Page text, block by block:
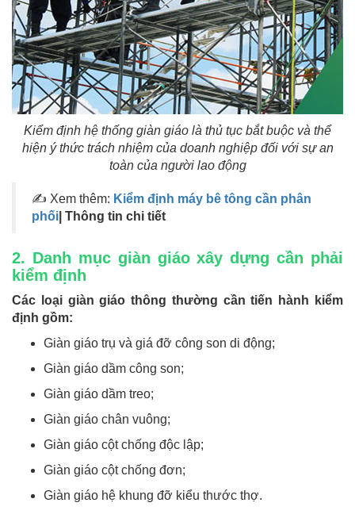
Kiểm định hệ thống giàn giáo là thủ tục bắt buộc và thể
hiện ý thức trách nhiệm của doanh nghiệp đối với sự an
toàn của người lao động
✍ Xem thêm: Kiểm định máy bê tông cần phân
phối | Thông tin chi tiết
2. Danh mục giàn giáo xây dựng cần phải
kiểm định
Các loại giàn giáo thông thường cần tiến hành kiểm
định gồm:
Giàn giáo trụ và giá đỡ công son di động;
Giàn giáo dầm công son;
Giàn giáo dầm treo;
Giàn giáo chân vuông;
Giàn giáo cột chống độc lập;
Giàn giáo cột chống đơn;
Giàn giáo hệ khung đỡ kiểu thước thợ.